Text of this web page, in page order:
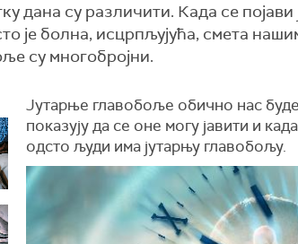
дана су различити. Када се
је болна, исцрпљујућа, смета
су многобројни.
Јутарње главобоље обично нас
показују да се оне могу јавити и
одсто људи има јутарњу главобољу.